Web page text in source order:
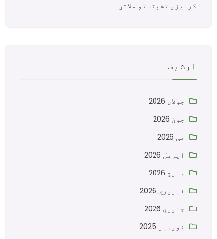
کرنیزو تشبثاتو ملاتړ
ارشیف
جولای 2026
جون 2026
مې 2026
اپریل 2026
مارچ 2026
فبروري 2026
جنوري 2026
نوومبر 2025